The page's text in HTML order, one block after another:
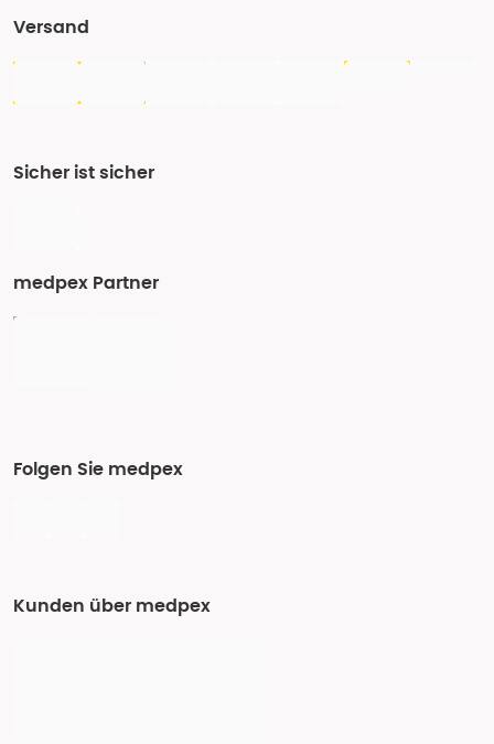
Versand
Sicher ist sicher
medpex Partner
Folgen Sie medpex
Kunden über medpex